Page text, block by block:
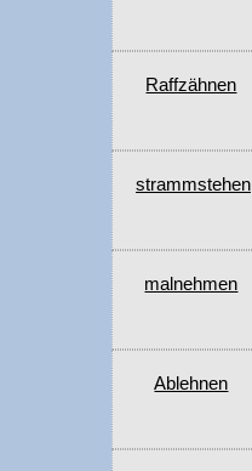
Raffzähnen
strammstehen
malnehmen
Ablehnen